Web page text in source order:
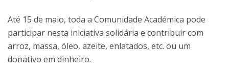
Até 15 de maio, toda a Comunidade Académica pode
participar nesta iniciativa solidária e contribuir com
arroz, massa, óleo, azeite, enlatados, etc. ou um
donativo em dinheiro.